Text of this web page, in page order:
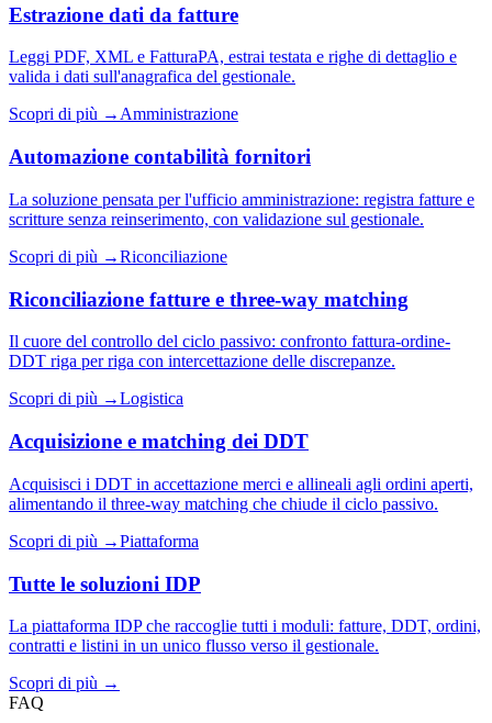
Estrazione dati da fatture
Leggi PDF, XML e FatturaPA, estrai testata e righe di dettaglio e
valida i dati sull'anagrafica del gestionale.
Scopri di più →Amministrazione
Automazione contabilità fornitori
La soluzione pensata per l'ufficio amministrazione: registra fatture e
scritture senza reinserimento, con validazione sul gestionale.
Scopri di più →Riconciliazione
Riconciliazione fatture e three-way matching
Il cuore del controllo del ciclo passivo: confronto fattura-ordine-
DDT riga per riga con intercettazione delle discrepanze.
Scopri di più →Logistica
Acquisizione e matching dei DDT
Acquisisci i DDT in accettazione merci e allineali agli ordini aperti,
alimentando il three-way matching che chiude il ciclo passivo.
Scopri di più →Piattaforma
Tutte le soluzioni IDP
La piattaforma IDP che raccoglie tutti i moduli: fatture, DDT, ordini,
contratti e listini in un unico flusso verso il gestionale.
Scopri di più →
FAQ